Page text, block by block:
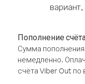
Пополнение
Сумма пополнения
немедленно.
счёта Viber Out